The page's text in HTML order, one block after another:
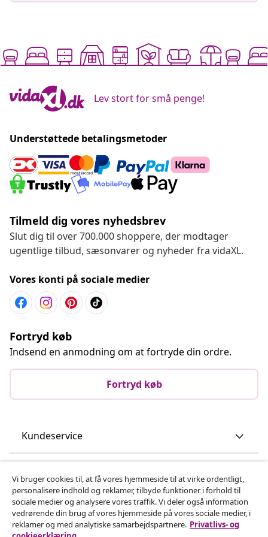
Lev stort for små penge!
Understøttede betalingsmetoder
Tilmeld dig vores nyhedsbrev
Slut dig til over 700.000 shoppere, der modtager
ugentlige tilbud, sæsonvarer og nyheder fra vidaXL.
Vores konti på sociale medier
Fortryd køb
Indsend en anmodning om at fortryde din ordre.
Fortryd køb
Kundeservice
vidaXL
Vi bruger cookies til, at få vores hjemmeside til at virke ordentligt,
personalisere indhold og reklamer, tilbyde funktioner i forhold til
sociale medier og analysere vores traffik. Vi deler også information
vedrørende din brug af vores hjemmeside på vores sociale medier, i
reklamer og med analytiske samarbejdspartnere. Privatlivs- og